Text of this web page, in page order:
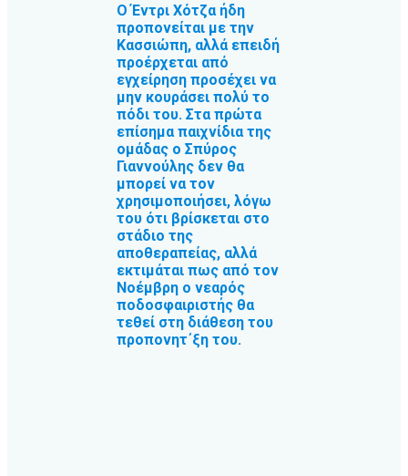
Ο Έντρι Χότζα ήδη
προπονείται με την
Κασσιώπη, αλλά επειδή
προέρχεται από
εγχείρηση προσέχει να
μην κουράσει πολύ το
πόδι του. Στα πρώτα
επίσημα παιχνίδια της
ομάδας ο Σπύρος
Γιαννούλης δεν θα
μπορεί να τον
χρησιμοποιήσει, λόγω
του ότι βρίσκεται στο
στάδιο της
αποθεραπείας, αλλά
εκτιμάται πως από τον
Νοέμβρη ο νεαρός
ποδοσφαιριστής θα
τεθεί στη διάθεση του
προπονητ΄ξη του.